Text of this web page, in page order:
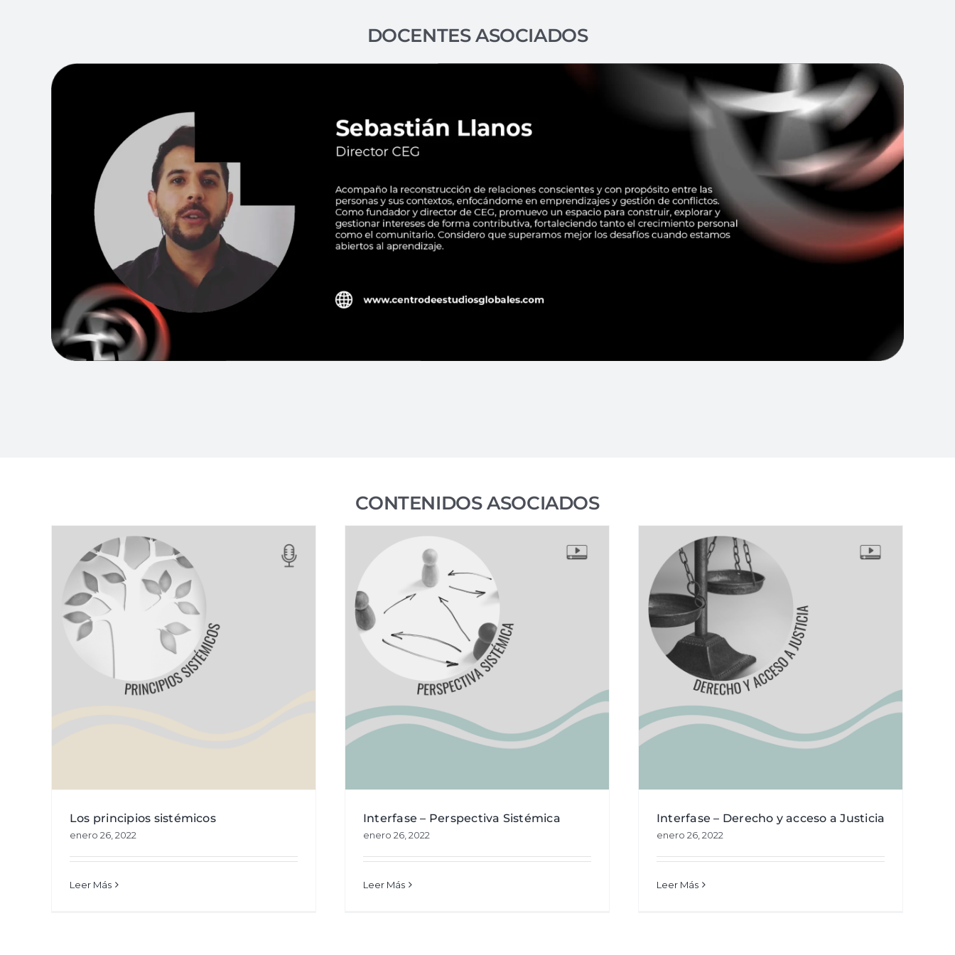
DOCENTES ASOCIADOS
CONTENIDOS ASOCIADOS
Los principios sistémicos
enero 26, 2022
Leer Más
Interfase – Perspectiva Sistémica
Área pública Gestión de relaciones
Interfase – Perspectiva Sistémica
enero 26, 2022
Leer Más
Interfase – Derecho y acceso a Justicia
Área pública Gestión de relaciones
Entrevistas
Interfase – Derecho y acceso a Justicia
enero 26, 2022
Leer Más